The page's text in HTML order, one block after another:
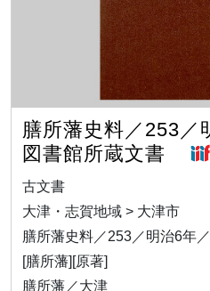
膳所藩史料／253／
図書館所蔵文書
古文書
大津・志賀地域 > 大津市
膳所藩史料／253／明治6年
[膳所藩][原著]
膳所藩／大津